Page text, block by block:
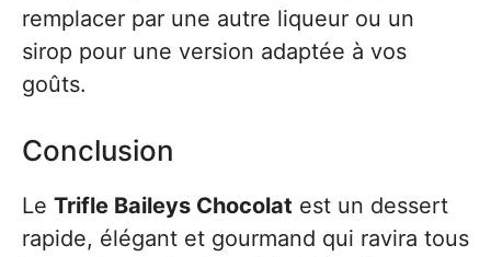
remplacer par une autre liqueur ou un
sirop pour une version adaptée à vos
goûts.
Conclusion
Le Trifle Baileys Chocolat est un dessert
rapide, élégant et gourmand qui ravira tous